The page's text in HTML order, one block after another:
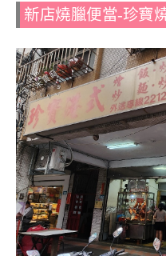
新店燒臘便當-珍寶